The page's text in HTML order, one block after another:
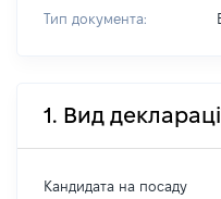
Тип документа:
1. Вид
Кандидата на посаду